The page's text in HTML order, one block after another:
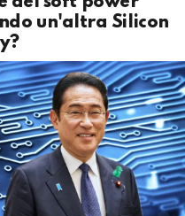
un'altra Silicon